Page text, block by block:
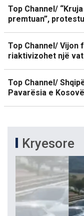
Top Channel/
premtuan”,
Top Channel/ Vijon
riaktivizohet një
Top Channel/
Pavarësia e
Kryesore